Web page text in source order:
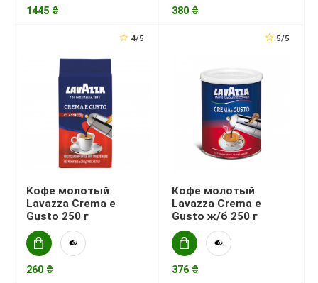
1445 ₴ 380 ₴
4/5
Кофе молотый
Lavazza Crema е
Gusto 250 г
260 ₴
5/5
Кофе молотый
Lavazza Crema е
Gusto ж/б 250 г
376 ₴